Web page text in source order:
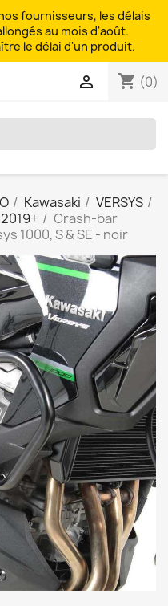
fournisseurs, les délais
au mois d'août.
le délai d'un produit.
shopping_cart (0)

Kawasaki
VERSYS
Crash-bar
1000, S & SE - noir